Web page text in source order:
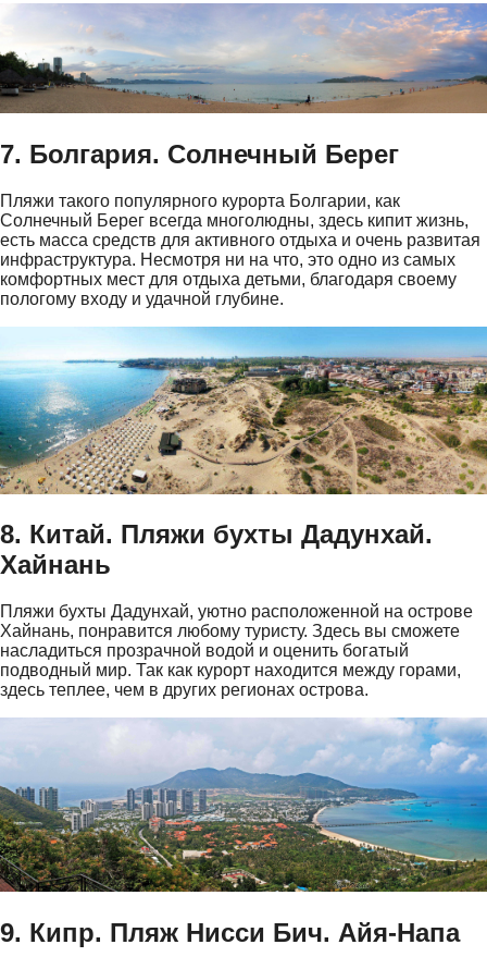
7. Болгария. Солнечный Берег
Пляжи такого популярного курорта Болгарии, как
Солнечный Берег всегда многолюдны, здесь кипит жизнь,
есть масса средств для активного отдыха и очень развитая
инфраструктура. Несмотря ни на что, это одно из самых
комфортных мест для отдыха детьми, благодаря своему
пологому входу и удачной глубине.
8. Китай. Пляжи бухты Дадунхай.
Хайнань
Пляжи бухты Дадунхай, уютно расположенной на острове
Хайнань, понравится любому туристу. Здесь вы сможете
насладиться прозрачной водой и оценить богатый
подводный мир. Так как курорт находится между горами,
здесь теплее, чем в других регионах острова.
9. Кипр. Пляж Нисси Бич. Айя-Напа